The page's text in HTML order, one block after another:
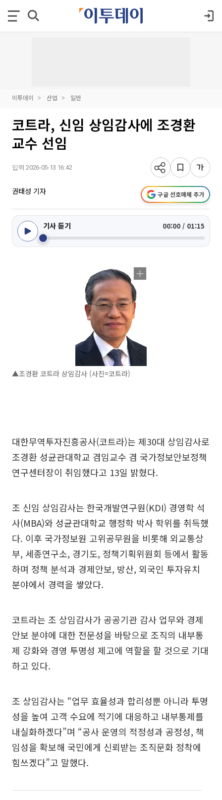
이투데이 산업 일반
코트라, 신임 상임감사에 조경환
교수 선임
입력 2026-05-13 16:42
권태성 기자 구글 선호매체 추가
기사 듣기 00:00 / 01:15
▲조경환 코트라 상임감사 (사진=코트라)
대한무역투자진흥공사(코트라)는 제30대 상임감사로
조경환 성균관대학교 겸임교수 겸 국가정보안보정책
연구센터장이 취임했다고 13일 밝혔다.
조 신임 상임감사는 한국개발연구원(KDI) 경영학 석
사(MBA)와 성균관대학교 행정학 박사 학위를 취득했
다. 이후 국가정보원 고위공무원을 비롯해 외교통상
부, 세종연구소, 경기도, 정책기획위원회 등에서 활동
하며 정책 분석과 경제안보, 방산, 외국인 투자유치
분야에서 경력을 쌓았다.
코트라는 조 상임감사가 공공기관 감사 업무와 경제
안보 분야에 대한 전문성을 바탕으로 조직의 내부통
제 강화와 경영 투명성 제고에 역할을 할 것으로 기대
하고 있다.
조 상임감사는 “업무 효율성과 합리성뿐 아니라 투명
성을 높여 고객 수요에 적기에 대응하고 내부통제를
내실화하겠다”며 “공사 운영의 적정성과 공정성, 책
임성을 확보해 국민에게 신뢰받는 조직문화 정착에
힘쓰겠다”고 말했다.